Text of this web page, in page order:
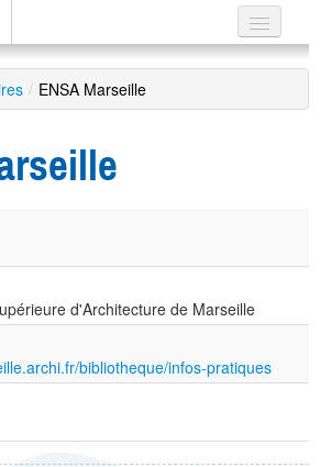
/ ENSA Marseille
d'Architecture de Marseille
bibliotheque/infos-pratiques